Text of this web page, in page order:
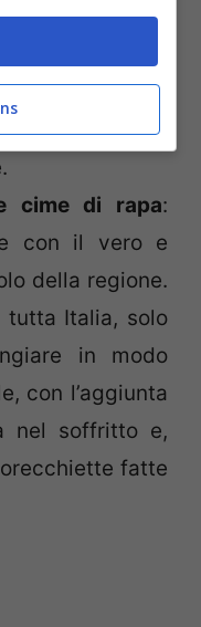
di grano duro
con olive,
Simili alla
dal sapore
cime di rapa:
con il vero e
della regione.
tutta Italia, solo
in modo
con l’aggiunta
nel soffritto e,
fatte